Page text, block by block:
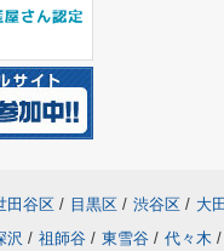
田谷区 / 目黒区 / 渋谷区 / 大
沢 / 祖師谷 / 東雪谷 / 代々木 /